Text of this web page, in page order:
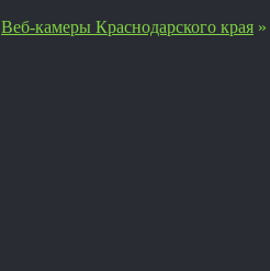
Веб-камеры Краснодарского края »